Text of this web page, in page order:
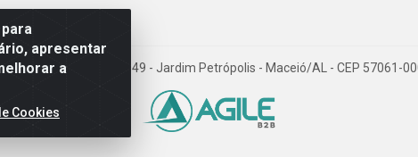
apresentar
a
Cookies
de Góes Monteiro, 7049 - Jardim Petrópolis - Maceió/AL - CEP 57061-